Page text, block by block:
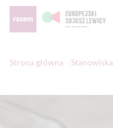
Strona główna Stanowiska